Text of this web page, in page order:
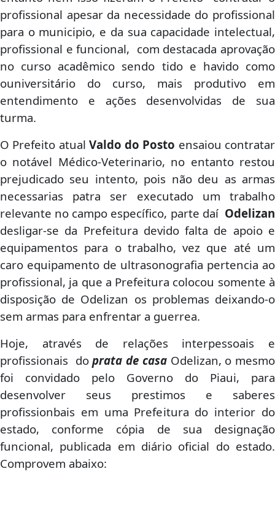
profissional apesar da necessidade do profissional
para o municipio, e da sua capacidade intelectual,
profissional e funcional, com destacada aprovação
no curso acadêmico sendo tido e havido como
ouniversitário do curso, mais produtivo em
entendimento e ações desenvolvidas de sua
turma.
O Prefeito atual Valdo do Posto ensaiou contratar
o notável Médico-Veterinario, no entanto restou
prejudicado seu intento, pois não deu as armas
necessarias patra ser executado um trabalho
relevante no campo específico, parte daí Odelizan
desligar-se da Prefeitura devido falta de apoio e
equipamentos para o trabalho, vez que até um
caro equipamento de ultrasonografia pertencia ao
profissional, ja que a Prefeitura colocou somente à
disposição de Odelizan os problemas deixando-o
sem armas para enfrentar a guerrea.
Hoje, através de relações interpessoais e
profissionais doprata de casa Odelizan, o mesmo
foi convidado pelo Governo do Piaui, para
desenvolver seus prestimos e saberes
profissionbais em uma Prefeitura do interior do
estado, conforme cópia de sua designação
funcional, publicada em diário oficial do estado.
Comprovem abaixo: